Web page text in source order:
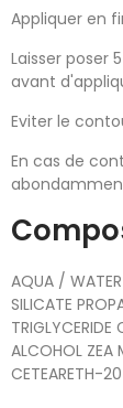
Appliquer en
Laisser poser
avant
Eviter le
En cas de
AQUA / WATER
SILICATE
ALCOHOL ZEA
CETEARETH-